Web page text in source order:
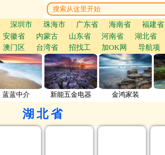
深圳市 珠海市 广东省 海南省 福建省
安徽省 内蒙古 山东省 河南省 湖北省
澳门区 台湾省 招找工 加OK网 导航项
蓝蓝中介 新能五金电器 金鸿家装
湖北省